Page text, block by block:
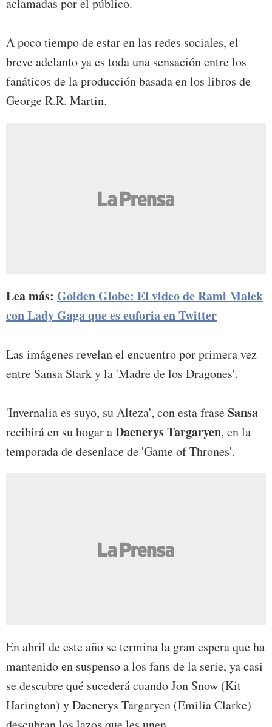
aclamadas por el público.
A poco tiempo de estar en las redes sociales, el
breve adelanto ya es toda una sensación entre los
fanáticos de la producción basada en los libros de
George R.R. Martin.
Lea más: Golden Globe: El video de Rami Malek
con Lady Gaga que es euforia en Twitter
Las imágenes revelan el encuentro por primera vez
entre Sansa Stark y la 'Madre de los Dragones'.
'Invernalia es suyo, su Alteza', con esta fraseSansa
recibirá en su hogar aDaenerys Targaryen, en la
temporada de desenlace de 'Game of Thrones'.
En abril de este año se termina la gran espera que ha
mantenido en suspenso a los fans de la serie, ya casi
se descubre qué sucederá cuando Jon Snow (Kit
Harington) y Daenerys Targaryen (Emilia Clarke)